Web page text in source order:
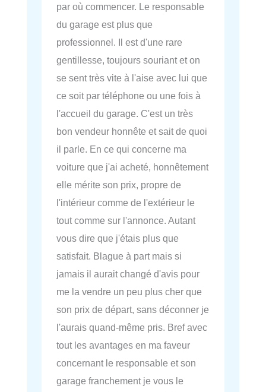
par où commencer. Le responsable
du garage est plus que
professionnel. Il est d'une rare
gentillesse, toujours souriant et on
se sent très vite à l'aise avec lui que
ce soit par téléphone ou une fois à
l'accueil du garage. C'est un très
bon vendeur honnête et sait de quoi
il parle. En ce qui concerne ma
voiture que j'ai acheté, honnêtement
elle mérite son prix, propre de
l'intérieur comme de l'extérieur le
tout comme sur l'annonce. Autant
vous dire que j'étais plus que
satisfait. Blague à part mais si
jamais il aurait changé d'avis pour
me la vendre un peu plus cher que
son prix de départ, sans déconner je
l'aurais quand-même pris. Bref avec
tout les avantages en ma faveur
concernant le responsable et son
garage franchement je vous le